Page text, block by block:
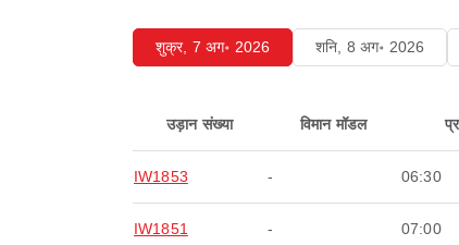
शुक्र, 7 अग॰ 2026 शनि, 8 अग॰ 2026
उड़ान संख्या विमान मॉडल
IW1853 - 06:30
IW1851 - 07:00